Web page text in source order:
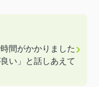
間がかかりました
い」と話しあえて